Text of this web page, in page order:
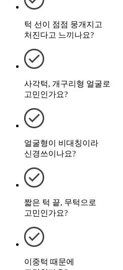
턱 선이 점점 뭉개지고
처진다고 느끼나요?
사각턱, 개구리형 얼굴로
고민인가요?
얼굴형이 비대칭이라
신경쓰이나요?
짧은 턱 끝, 무턱으로
고민인가요?
이중턱 때문에